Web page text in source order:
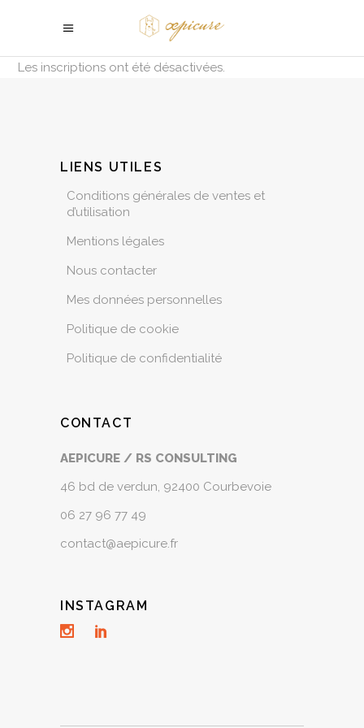
Les inscriptions ont été désactivées.
LIENS UTILES
Conditions générales de ventes et
d’utilisation
Mentions légales
Nous contacter
Mes données personnelles
Politique de cookie
Politique de confidentialité
CONTACT
AEPICURE / RS CONSULTING
46 bd de verdun, 92400 Courbevoie
06 27 96 77 49
contact@aepicure.fr
INSTAGRAM